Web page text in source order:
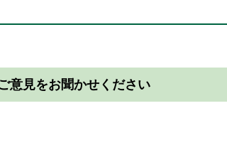
意見をお聞かせください